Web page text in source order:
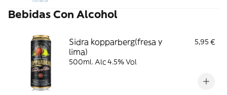
Bebidas Con Alcohol
Sidra kopparberg(fresa y
lima)
5,95 €
500ml. Alc 4.5% Vol